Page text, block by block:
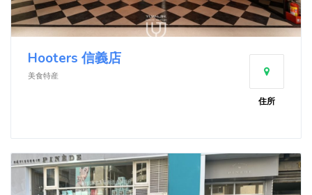
Hooters 信義店
美食特産
住所